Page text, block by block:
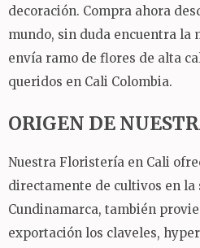
decoración. Compra ahora
mundo, sin duda encuentra la
envía ramo de flores de alta
queridos en Cali Colombia.
ORIGEN DE
Nuestra Floristería en Cali
directamente de cultivos en la
Cundinamarca, también
exportación los claveles,